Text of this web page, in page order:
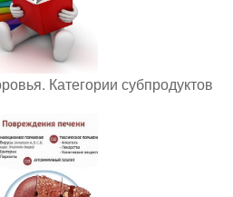
Категории субпродуктов